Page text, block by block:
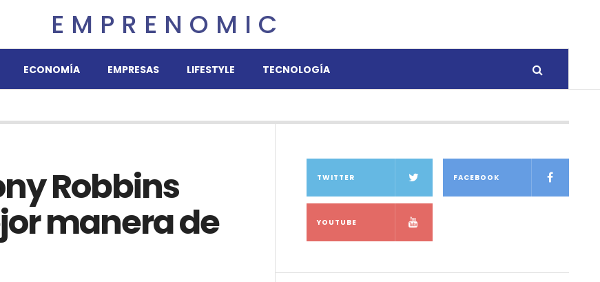
EMPRENOMIC
ECONOMÍA EMPRESAS LIFESTYLE TECNOLOGÍA
Robbins
manera de
TWITTER FACEBOOK
YOUTUBE